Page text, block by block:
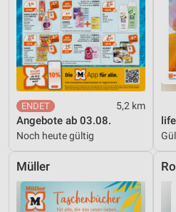
5,2 km
Angebote ab 03.08.
Noch heute gültig
Müller
Geräte anhand von aktiv
Informationen identifizieren
Nicht-IAB-Verarbeitungszwecke:
Notwendig
Performance
Funktional